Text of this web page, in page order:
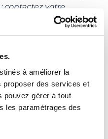
à améliorer la
proposer des services et
pouvez gérer à tout
les paramétrages des
contactez votre
investissement est
mesures
dépend de
et des conditions